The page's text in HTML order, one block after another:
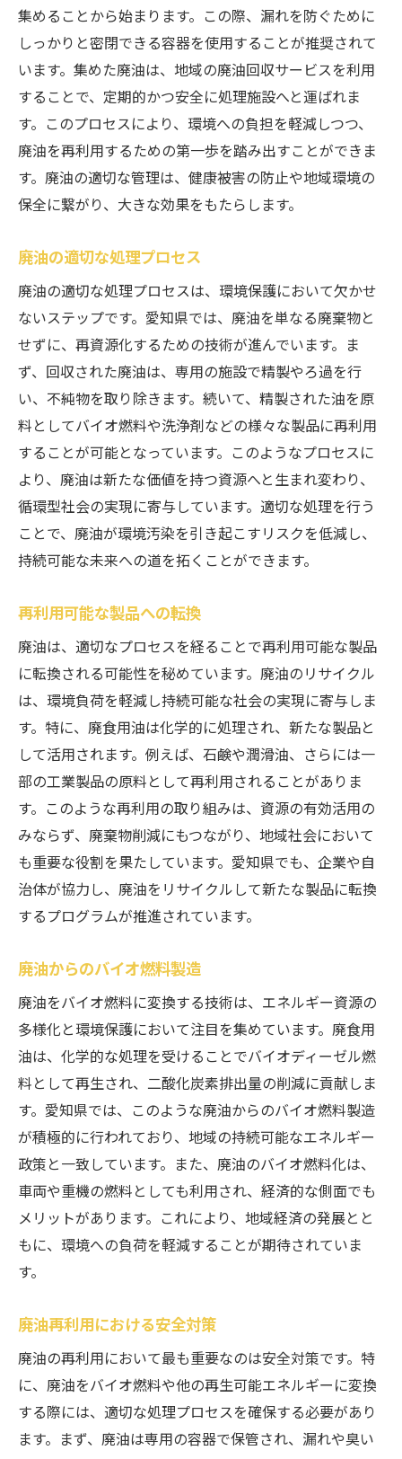
集めることから始まります。この際、漏れを防ぐために
しっかりと密閉できる容器を使用することが推奨されて
います。集めた廃油は、地域の廃油回収サービスを利用
することで、定期的かつ安全に処理施設へと運ばれま
す。このプロセスにより、環境への負担を軽減しつつ、
廃油を再利用するための第一歩を踏み出すことができま
す。廃油の適切な管理は、健康被害の防止や地域環境の
保全に繋がり、大きな効果をもたらします。
廃油の適切な処理プロセス
廃油の適切な処理プロセスは、環境保護において欠かせ
ないステップです。愛知県では、廃油を単なる廃棄物と
せずに、再資源化するための技術が進んでいます。ま
ず、回収された廃油は、専用の施設で精製やろ過を行
い、不純物を取り除きます。続いて、精製された油を原
料としてバイオ燃料や洗浄剤などの様々な製品に再利用
することが可能となっています。このようなプロセスに
より、廃油は新たな価値を持つ資源へと生まれ変わり、
循環型社会の実現に寄与しています。適切な処理を行う
ことで、廃油が環境汚染を引き起こすリスクを低減し、
持続可能な未来への道を拓くことができます。
再利用可能な製品への転換
廃油は、適切なプロセスを経ることで再利用可能な製品
に転換される可能性を秘めています。廃油のリサイクル
は、環境負荷を軽減し持続可能な社会の実現に寄与しま
す。特に、廃食用油は化学的に処理され、新たな製品と
して活用されます。例えば、石鹸や潤滑油、さらには一
部の工業製品の原料として再利用されることがありま
す。このような再利用の取り組みは、資源の有効活用の
みならず、廃棄物削減にもつながり、地域社会において
も重要な役割を果たしています。愛知県でも、企業や自
治体が協力し、廃油をリサイクルして新たな製品に転換
するプログラムが推進されています。
廃油からのバイオ燃料製造
廃油をバイオ燃料に変換する技術は、エネルギー資源の
多様化と環境保護において注目を集めています。廃食用
油は、化学的な処理を受けることでバイオディーゼル燃
料として再生され、二酸化炭素排出量の削減に貢献しま
す。愛知県では、このような廃油からのバイオ燃料製造
が積極的に行われており、地域の持続可能なエネルギー
政策と一致しています。また、廃油のバイオ燃料化は、
車両や重機の燃料としても利用され、経済的な側面でも
メリットがあります。これにより、地域経済の発展とと
もに、環境への負荷を軽減することが期待されていま
す。
廃油再利用における安全対策
廃油の再利用において最も重要なのは安全対策です。特
に、廃油をバイオ燃料や他の再生可能エネルギーに変換
する際には、適切な処理プロセスを確保する必要があり
ます。まず、廃油は専用の容器で保管され、漏れや臭い